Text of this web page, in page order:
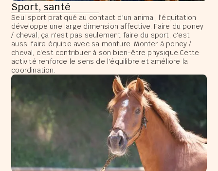
Sport, santé
Seul sport pratiqué au contact d'un animal, l'équitation
développe une large dimension affective. Faire du poney
/ cheval, ça n'est pas seulement faire du sport, c'est
aussi faire équipe avec sa monture. Monter à poney /
cheval, c'est contribuer à son bien-être physique.Cette
activité renforce le sens de l'équilibre et améliore la
coordination.